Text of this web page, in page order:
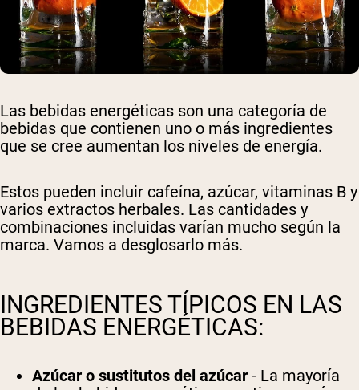
Las bebidas energéticas son una categoría de
bebidas que contienen uno o más ingredientes
que se cree aumentan los niveles de energía.
Estos pueden incluir cafeína, azúcar, vitaminas B y
varios extractos herbales. Las cantidades y
combinaciones incluidas varían mucho según la
marca. Vamos a desglosarlo más.
INGREDIENTES TÍPICOS EN LAS
BEBIDAS ENERGÉTICAS:
Azúcar o sustitutos del azúcar - La mayoría